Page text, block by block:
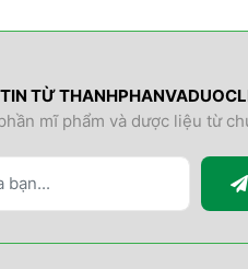
TỪ
mĩ phẩm và dược liệu từ